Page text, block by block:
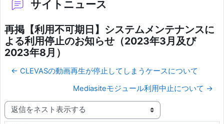
サイトニュース
再掲【利用不可期日】システムメンテナンスに
よる利用停止のお知らせ（2023年3月及び
2023年8月）
← CLEVASの動画再生が停止してしまうケースについて
Mediasiteモジュール利用中止について →
表示モード